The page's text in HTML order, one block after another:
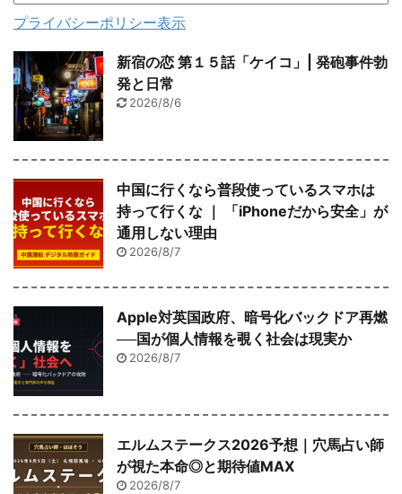
プライバシーポリシー表示
新宿の恋 第１５話「ケイコ」| 発砲事件勃
発と日常
2026/8/6
中国に行くなら普段使っているスマホは
持って行くな ｜ 「iPhoneだから安全」が
通用しない理由
2026/8/7
Apple対英国政府、暗号化バックドア再燃
──国が個人情報を覗く社会は現実か
2026/8/7
エルムステークス2026予想｜穴馬占い師
が視た本命◎と期待値MAX
2026/8/7